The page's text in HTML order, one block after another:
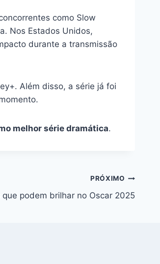
como Slow
Nos Estados Unidos,
durante a transmissão
Além disso, a série já foi
melhor série dramática.
PRÓXIMO
podem brilhar no Oscar 2025